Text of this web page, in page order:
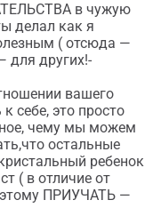
в чужую
делал как я
( отсюда —
для других!-
вашего
себе, это просто
чему мы можем
остальные
ребенок
( в отличие от
этому ПРИУЧАТЬ —